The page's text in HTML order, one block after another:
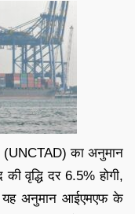
(UNCTAD) का अनुमान
वृद्धि दर 6.5% होगी,
यह अनुमान आईएमएफ के